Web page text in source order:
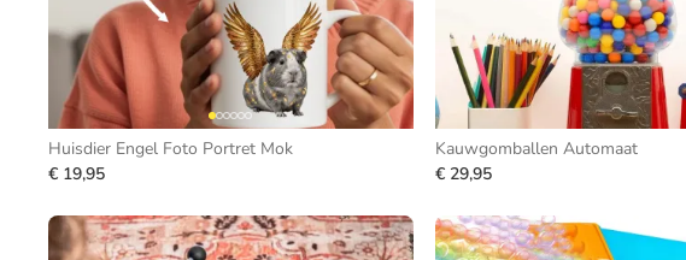
Huisdier Engel Foto Portret Mok
€ 19,95
Kauwgomballen Automaat
€ 29,95